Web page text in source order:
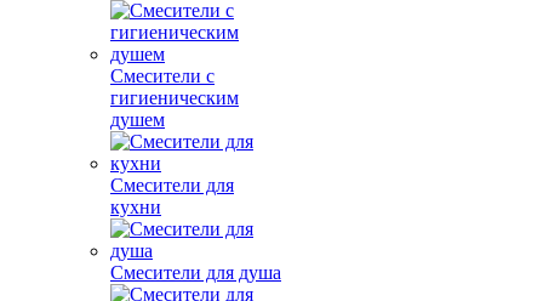
Смесители с
гигиеническим
душем
Смесители для
кухни
Смесители для душа